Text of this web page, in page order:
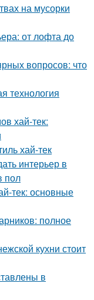
на мусорки
от лофта до
вопросов: что
технология
хай-тек:
хай-тек
интерьер в
пол
тек: основные
полное
кухни стоит
в